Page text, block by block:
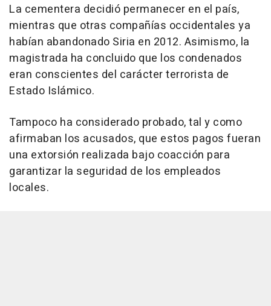
La cementera decidió permanecer en el país,
mientras que otras compañías occidentales ya
habían abandonado Siria en 2012. Asimismo, la
magistrada ha concluido que los condenados
eran conscientes del carácter terrorista de
Estado Islámico.
Tampoco ha considerado probado, tal y como
afirmaban los acusados, que estos pagos fueran
una extorsión realizada bajo coacción para
garantizar la seguridad de los empleados
locales.